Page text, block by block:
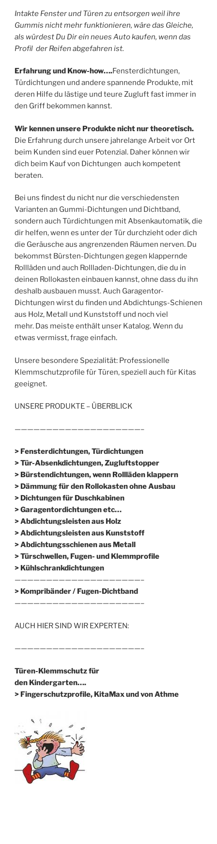
Intakte Fenster und Türen zu entsorgen weil ihre
Gummis nicht mehr funktionieren, wäre das Gleiche,
als würdest Du Dir ein neues Auto kaufen, wenn das
Profil der Reifen abgefahren ist.
Erfahrung und Know-how….Fensterdichtungen,
Türdichtungen und andere spannende Produkte, mit
deren Hilfe du lästige und teure Zugluft fast immer in
den Griff bekommen kannst.
Wir kennen unsere Produkte nicht nur theoretisch.
Die Erfahrung durch unsere jahrelange Arbeit vor Ort
beim Kunden sind euer Potenzial. Daher können wir
dich beim Kauf von Dichtungen auch kompetent
beraten.
Bei uns findest du nicht nur die verschiedensten
Varianten an Gummi-Dichtungen und Dichtband,
sondern auch Türdichtungen mit Absenkautomatik, die
dir helfen, wenn es unter der Tür durchzieht oder dich
die Geräusche aus angrenzenden Räumen nerven. Du
bekommst Bürsten-Dichtungen gegen klappernde
Rollläden und auch Rollladen-Dichtungen, die du in
deinen Rollokasten einbauen kannst, ohne dass du ihn
deshalb ausbauen musst. Auch Garagentor-
Dichtungen wirst du finden und Abdichtungs-Schienen
aus Holz, Metall und Kunststoff und noch viel
mehr. Das meiste enthält unser Katalog. Wenn du
etwas vermisst, frage einfach.
Unsere besondere Spezialität: Professionelle
Klemmschutzprofile für Türen, speziell auch für Kitas
geeignet.
UNSERE PRODUKTE – ÜBERBLICK
————————————————————–
> Fensterdichtungen, Türdichtungen
> Tür-Absenkdichtungen, Zugluftstopper
> Bürstendichtungen, wenn Rollläden klappern
> Dämmung für den Rollokasten ohne Ausbau
> Dichtungen für Duschkabinen
> Garagentordichtungen etc…
> Abdichtungsleisten aus Holz
> Abdichtungsleisten aus Kunststoff
> Abdichtungsschienen aus Metall
> Türschwellen, Fugen- und Klemmprofile
> Kühlschrankdichtungen
————————————————————–
> Kompribänder / Fugen-Dichtband
————————————————————–
AUCH HIER SIND WIR EXPERTEN:
————————————————————–
Türen-Klemmschutz für
den Kindergarten….
> Fingerschutzprofile, KitaMax und von Athme